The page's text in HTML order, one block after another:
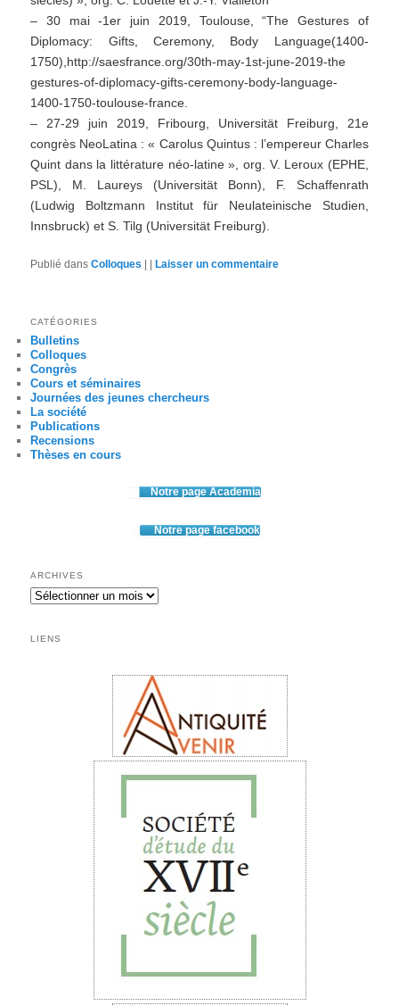
– 30 mai -1er juin 2019, Toulouse, “The Gestures of
Diplomacy: Gifts, Ceremony, Body Language(1400-
1750),http://saesfrance.org/30th-may-1st-june-2019-the
gestures-of-diplomacy-gifts-ceremony-body-language-
1400-1750-toulouse-france.
– 27-29 juin 2019, Fribourg, Universität Freiburg, 21e
congrès NeoLatina : « Carolus Quintus : l’empereur Charles
Quint dans la littérature néo-latine », org. V. Leroux (EPHE,
PSL), M. Laureys (Universität Bonn), F. Schaffenrath
(Ludwig Boltzmann Institut für Neulateinische Studien,
Innsbruck) et S. Tilg (Universität Freiburg).
Publié dans Colloques Laisser un commentaire
CATÉGORIES
Bulletins
Colloques
Congrès
Cours et séminaires
Journées des jeunes chercheurs
La société
Publications
Recensions
Thèses en cours
Notre page Academia
Notre page facebook
ARCHIVES
Archives
LIENS